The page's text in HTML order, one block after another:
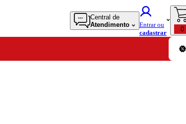
Central de
Atendimento
Entrar ou
cadastrar
0